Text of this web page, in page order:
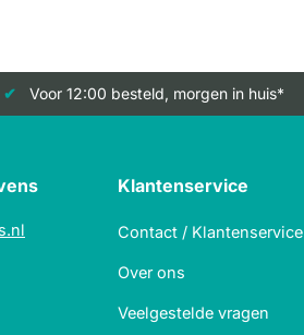
Voor 12:00 besteld, morgen in huis*
Klantenservice
Contact / Klantenservice
Over ons
Veelgestelde vragen